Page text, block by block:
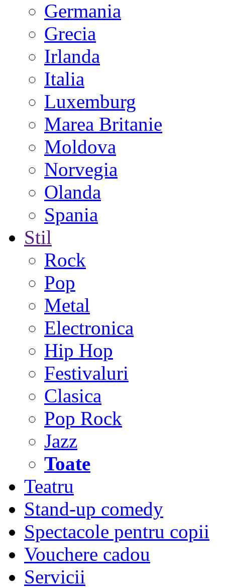
Germania
Grecia
Irlanda
Italia
Luxemburg
Marea Britanie
Moldova
Norvegia
Olanda
Spania
Stil
Rock
Pop
Metal
Electronica
Hip Hop
Festivaluri
Clasica
Pop Rock
Jazz
Toate
Teatru
Stand-up comedy
Spectacole pentru copii
Vouchere cadou
Servicii